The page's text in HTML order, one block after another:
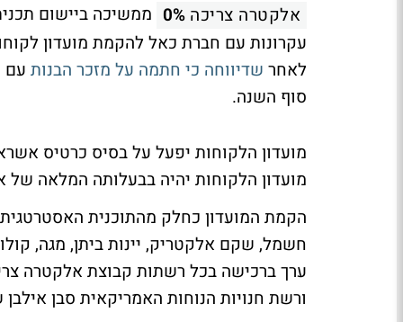
אלקטרה צריכה 0% ממשיכה ביישום
עקרונות עם חברת כאל להקמת מועדון
לאחר שדיווחה כי חתמה על מזכר הבנות עם
סוף השנה.
מועדון הלקוחות יפעל על בסיס כרטיס
מועדון הלקוחות יהיה בבעלותה המלאה
הקמת המועדון כחלק מהתוכנית
חשמל, שקם אלקטריק, יינות ביתן, מגה,
ערך ברכישה בכל רשתות קבוצת אלקטרה
ורשת חנויות הנוחות האמריקאית סבן